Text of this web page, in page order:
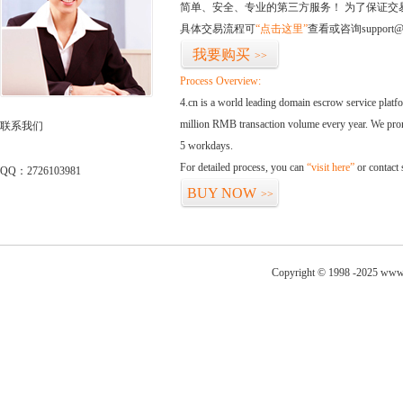
联系我们
QQ：2726103981
简单、安全、专业的第三方服务！ 为了保证
具体交易流程可“点击这里”查看或咨询
我要购买 >>
Process Overview:
4.cn is a world leading domain escrow service
million RMB transaction volume every year. We
5 workdays.
For detailed process, you can “visit here” or contact
BUY NOW >>
Copyright © 1998 -2025